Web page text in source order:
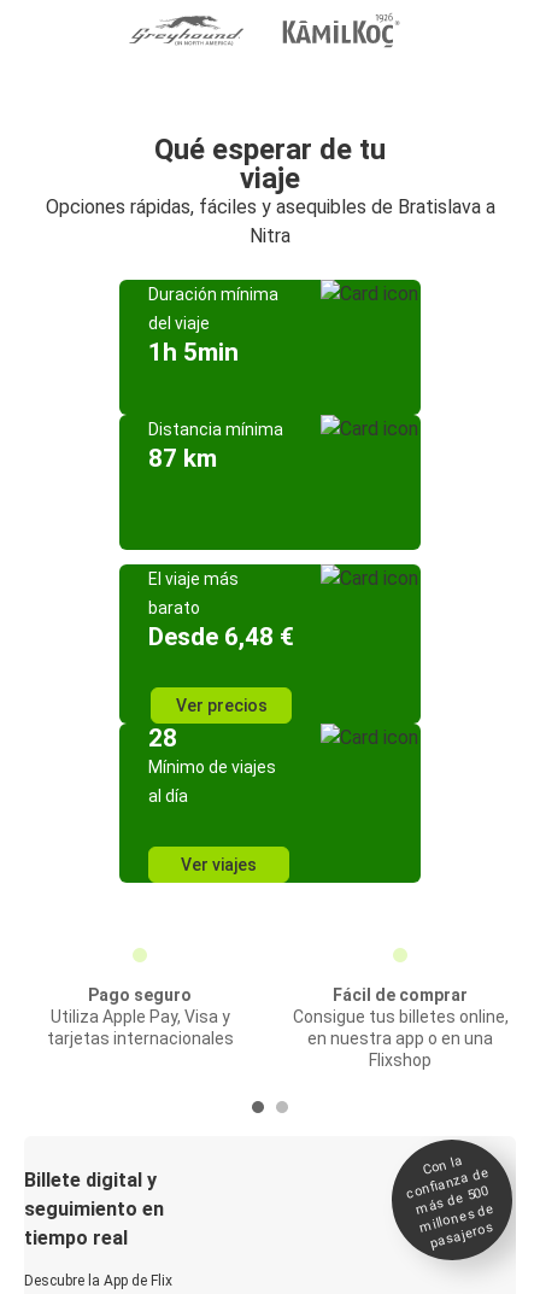
Qué esperar de tu
viaje
Opciones rápidas, fáciles y asequibles de Bratislava a
Nitra
Duración mínima
del viaje
1h 5min
Distancia mínima
87 km
El viaje más
barato
Desde 6,48 €
Ver precios
28
Mínimo de viajes
al día
Ver viajes
Pago seguro
Utiliza Apple Pay, Visa y
tarjetas internacionales
Fácil de comprar
Consigue tus billetes online,
en nuestra app o en una
Flixshop
Billete digital y
seguimiento en
tiempo real
Descubre la App de Flix
Con la
confianza de
más de 500
millones de
pasajeros